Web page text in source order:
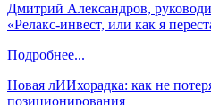
Дмитрий Александров,
«Релакс-инвест, или как я
Подробнее...
Новая лИИхорадка: как не
позиционирования